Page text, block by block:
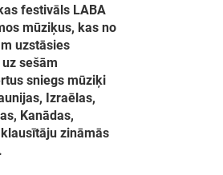
festivāls LABA
mūziķus, kas no
uzstāsies
sešām
sniegs mūziķi
Izraēlas,
Kanādas,
zināmās